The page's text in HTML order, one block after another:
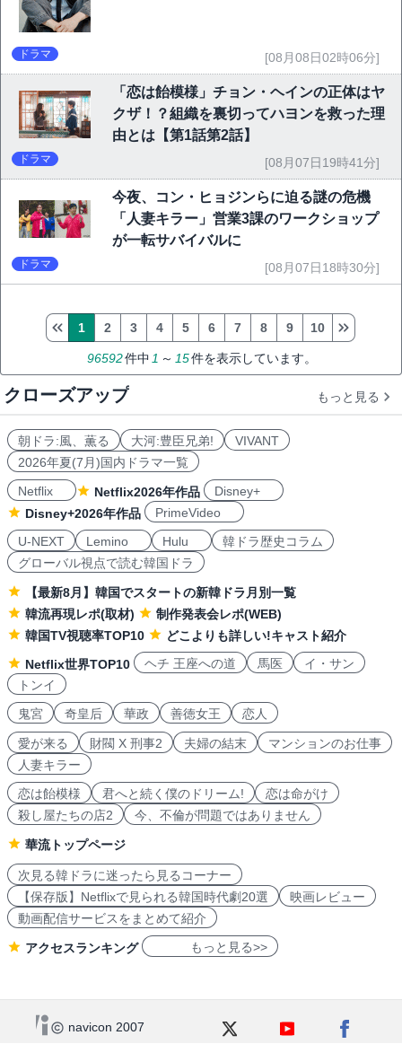
ドラマ [08月08日02時06分]
「恋は飴模様」チョン・ヘインの正体はヤ
クザ！？組織を裏切ってハヨンを救った理
由とは【第1話第2話】
ドラマ [08月07日19時41分]
今夜、コン・ヒョジンらに迫る謎の危機
「人妻キラー」営業3課のワークショップ
が一転サバイバルに
ドラマ [08月07日18時30分]
96592件中 1 ～ 15件を表示しています。
1 2 3 4 5 6 7 8 9 10
クローズアップ もっと見る
朝ドラ:風、薫る 大河:豊臣兄弟!
VIVANT
2026年夏(7月)国内ドラマ一覧
Netflix
Netflix2026年作品
Disney+
Disney+2026年作品
PrimeVideo
U-NEXT
Lemino Hulu
韓ドラ歴史コラム
グローバル視点で読む韓国ドラ
【最新8月】韓国でスタートの新韓ドラ月別一覧
韓流再現レポ(取材)
制作発表会レポ(WEB)
韓国TV視聴率TOP10
どこよりも詳しい!キャスト紹介
Netflix世界TOP10
ヘチ 王座への道 馬医
イ・サン
トンイ
鬼宮
奇皇后 華政 善徳女王 恋人
愛が来る 財閥 X 刑事2 夫婦の結末
マンションのお仕事
人妻キラー
恋は飴模様
君へと続く僕のドリーム!
恋は命がけ
殺し屋たちの店2
今、不倫が問題ではありません
華流トップページ
次見る韓ドラに迷ったら見るコーナー
【保存版】Netflixで見られる韓国時代劇20選
映画レビュー
動画配信サービスをまとめて紹介
アクセスランキング もっと見る>>
navicon 2007